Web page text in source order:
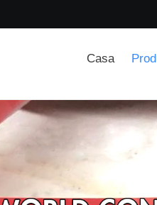
Casa